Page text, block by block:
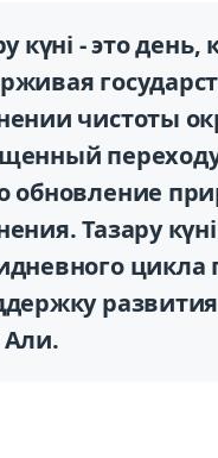
күні - это
чистоты
обновление
Тазару
Али.